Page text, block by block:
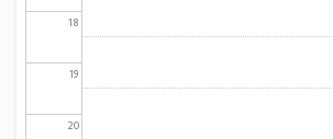
18
19
20